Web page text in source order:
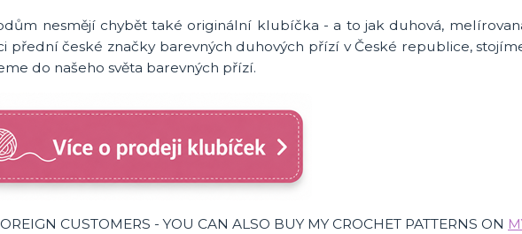
nesmějí chybět také originální klubíčka - a to jak duhová,
přední české značky barevných duhových přízí v České republice,
do našeho světa barevných přízí.
CUSTOMERS - YOU CAN ALSO BUY MY CROCHET PATTERNS ON